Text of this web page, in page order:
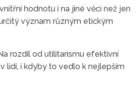
hodnotu i na jiné věci než jen
význam různým etickým
rozdíl od utilitarismu efektivní
lidí, i kdyby to vedlo k nejlepším